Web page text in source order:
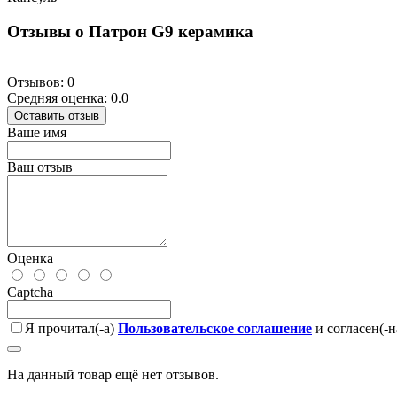
Отзывы о Патрон G9 керамика
Отзывов: 0
Средняя оценка: 0.0
Оставить отзыв
Ваше имя
Ваш отзыв
Оценка
Captcha
Я прочитал(-а) Пользовательское соглашение и согласен(-
На данный товар ещё нет отзывов.